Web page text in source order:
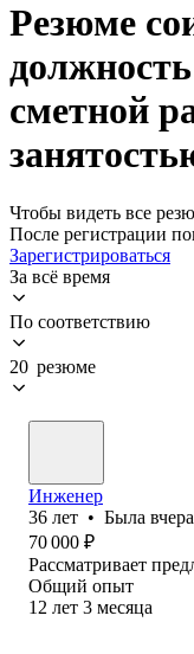
Резюме
сметной
Чтобы видеть все
После регистрации
Зарегистрироваться
За всё время
По соответствию
20 резюме
Инженер
36 лет • Была вчера
70 000 ₽
Рассматривает
Общий опыт
12 лет 3 месяца